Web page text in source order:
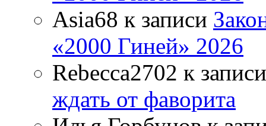
Asia68 к записи
«2000 Гиней» 2026
Rebecca2702 к
ждать от фаворита